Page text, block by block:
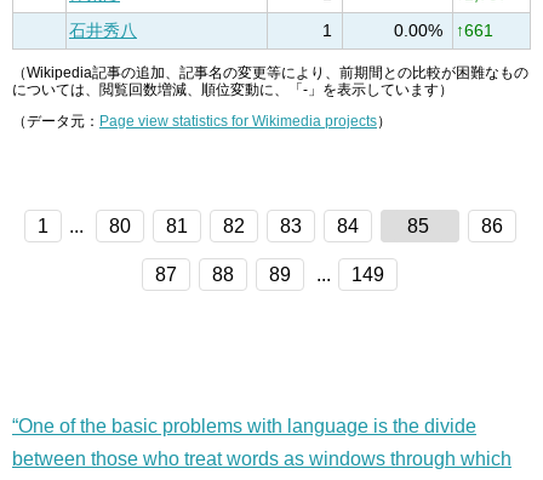
石井秀八
1 0.00% ↑661
（Wikipedia記事の追加、記事名の変更等により、前期間との比較が困難なもの
については、閲覧回数増減、順位変動に、「-」を表示しています）
（データ元： Page view statistics for Wikimedia projects）
1 ... 80 81 82 83 84 85 86
87 88 89 ... 149
“One of the basic problems with language is the divide
between those who treat words as windows through which